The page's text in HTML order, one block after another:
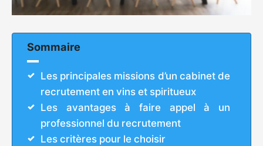
Sommaire
Les principales missions d’un cabinet de
recrutement en vins et spiritueux
Les avantages à faire appel à un
professionnel du recrutement
Les critères pour le choisir